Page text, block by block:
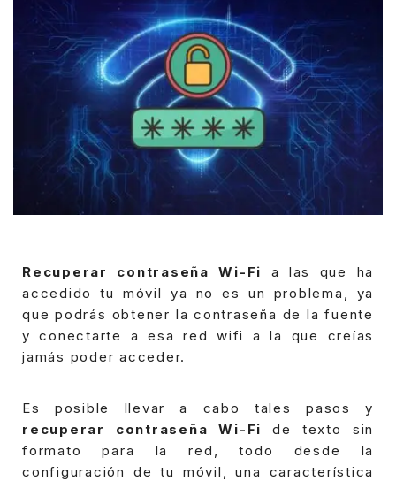
Recuperar contraseña Wi-Fi a las que ha
accedido tu móvil ya no es un problema, ya
que podrás obtener la contraseña de la fuente
y conectarte a esa red wifi a la que creías
jamás poder acceder.
Es posible llevar a cabo tales pasos y
recuperar contraseña Wi-Fi
de texto sin
formato para la red, todo desde la
configuración de tu móvil, una característica